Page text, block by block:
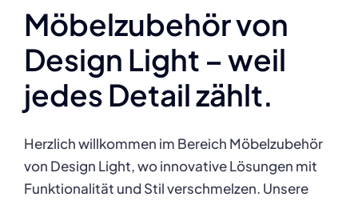
Möbelzubehör von
Design Light – weil
jedes Detail zählt.
Herzlich willkommen im Bereich Möbelzubehör
von Design Light, wo innovative Lösungen mit
Funktionalität und Stil verschmelzen. Unsere